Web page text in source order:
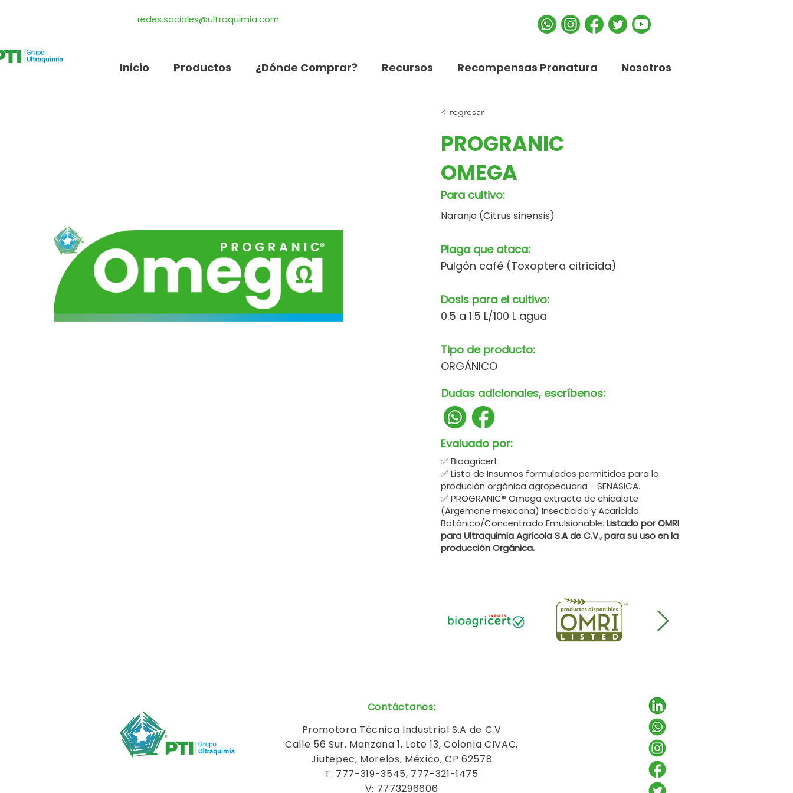
redes.sociales@ultraquimia.com
Inicio Productos ¿Dónde Comprar? Recursos Recompensas Pronatura Nosotros
< regresar
PROGRANIC
OMEGA
Para cultivo:
Naranjo (Citrus sinensis)
Plaga que ataca:
Pulgón café (Toxoptera citricida)
Dosis para el cultivo:
0.5 a 1.5 L/100 L agua
Tipo de producto:
ORGÁNICO
Dudas adicionales, escríbenos:
Evaluado por:
✅ Bioagricert
✅ Lista de Insumos formulados permitidos para la
produción orgánica agropecuaria - SENASICA.
✅ PROGRANIC® Omega extracto de chicalote
(Argemone mexicana) Insecticida y Acaricida
Botánico/Concentrado Emulsionable. Listado por OMRI
para Ultraquimia Agrícola S.A de C.V., para su uso en la
producción Orgánica.
Contáctanos:
Promotora Técnica Industrial S.A de C.V
Calle 56 Sur, Manzana 1, Lote 13, Colonia CIVAC,
Jiutepec, Morelos, México, CP 62578
T: 777-319-3545, 777-321-1475
V: 7773296606